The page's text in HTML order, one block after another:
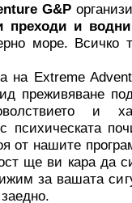
G&P
преходи и
море. Всичко
на Extreme
преживяване
и
психическата
от нашите
ще ви кара да
за вашата